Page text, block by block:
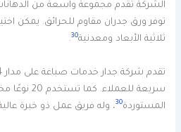
الشركة تقدم مجموعة واسعة من
توفر ورق جدران مقاوم للحرائق. يمكن
ثلاثية الأبعاد ومعدنية30
.
سريعة للعملاء.
المستوردة30، وله فريق عمل ذو خبرة